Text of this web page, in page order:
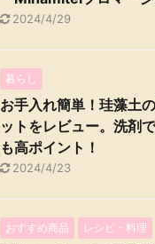
2024/4/29
暮らし
お手入れ簡単！珪藻土
ットをレビュー。洗剤
も高ポイント！
2024/4/23
おすすめ商品 レシピ・料理